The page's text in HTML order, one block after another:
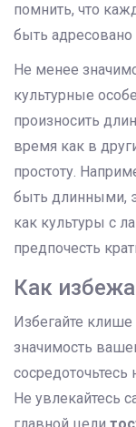
помнить, что
быть
Не менее
культурные
произносить
время как в
простоту.
быть длинными,
как культуры с
предпочесть
Как
Избегайте
значимость
Не увлекайтесь